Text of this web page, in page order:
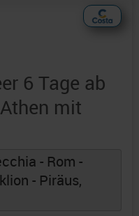
6 Tage ab
mit
- Rom -
- Piräus,